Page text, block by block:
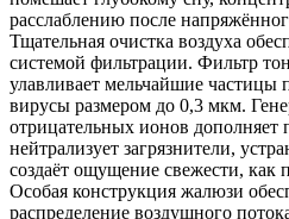
расслаблению после
Тщательная очистка воздуха
системой фильтрации. Фильтр
улавливает мельчайшие частицы
вирусы размером до 0,3 мкм.
отрицательных ионов дополняет
нейтрализует загрязнители,
создаёт ощущение свежести, как
Особая конструкция жалюзи
распределение воздушного